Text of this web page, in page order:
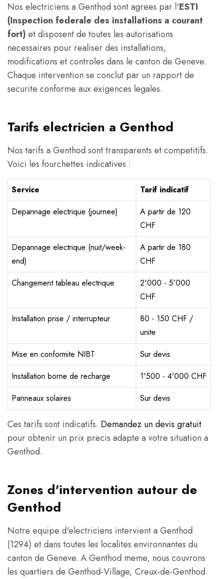
Nos electriciens a Genthod sont agrees par l'ESTI
(Inspection federale des installations a courant
fort) et disposent de toutes les autorisations
necessaires pour realiser des installations,
modifications et controles dans le canton de Geneve.
Chaque intervention se conclut par un rapport de
securite conforme aux exigences legales.
Tarifs electricien a Genthod
Nos tarifs a Genthod sont transparents et competitifs.
Voici les fourchettes indicatives :
Service
Tarif indicatif
Depannage electrique (journee)
A partir de 120
CHF
Depannage electrique (nuit/week-
end)
A partir de 180
CHF
Changement tableau electrique
2'000 - 5'000
CHF
Installation prise / interrupteur
80 - 150 CHF /
unite
Mise en conformite NIBT
Sur devis
Installation borne de recharge
1'500 - 4'000 CHF
Panneaux solaires
Sur devis
Ces tarifs sont indicatifs. Demandez un devis gratuit
pour obtenir un prix precis adapte a votre situation a
Genthod.
Zones d'intervention autour de
Genthod
Notre equipe d'electriciens intervient a Genthod
(1294) et dans toutes les localites environnantes du
canton de Geneve. A Genthod meme, nous couvrons
les quartiers de Genthod-Village, Creux-de-Genthod.